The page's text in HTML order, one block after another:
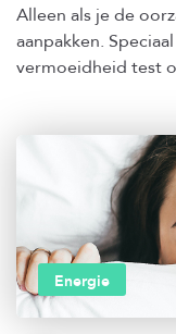
Alleen als je de
aanpakken.
vermoeidheid test
Energie